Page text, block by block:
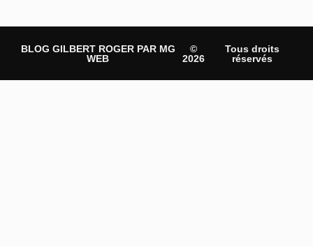
BLOG GILBERT ROGER PAR MG
WEB
©
2026
Tous droits
réservés